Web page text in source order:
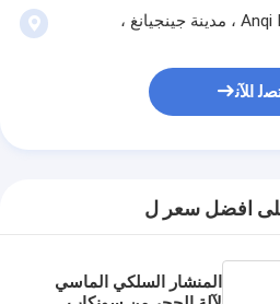
Anqi Road ، Wuli Industrial Park ، مدينة جينجيانغ ،
ﺍﻶﻧ
افضل سعر ل
المنشار السلكي الماسي